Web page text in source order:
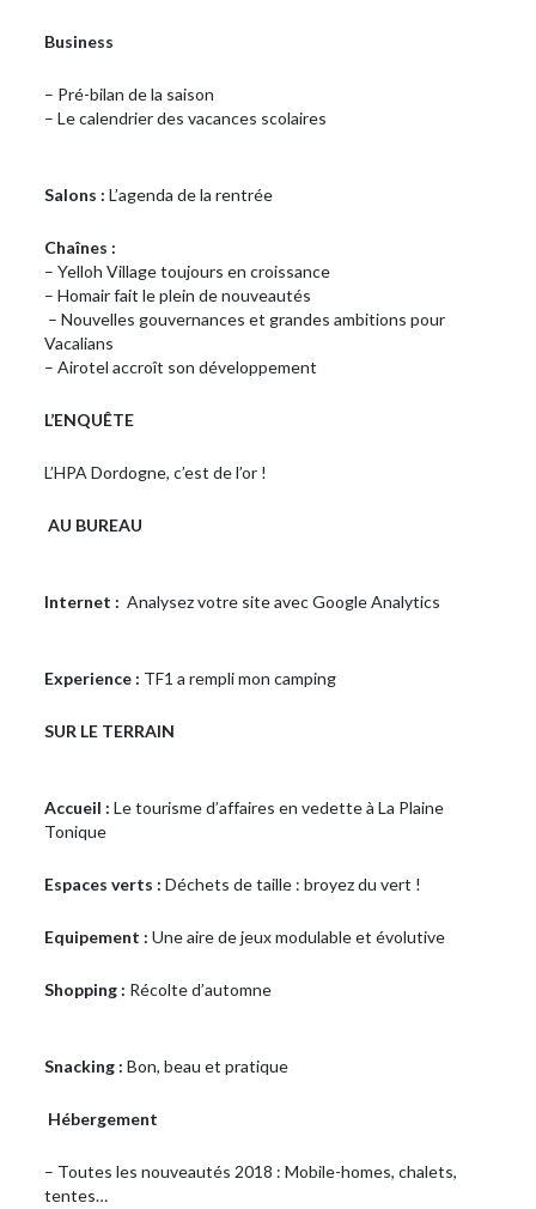
Business
– Pré-bilan de la saison
– Le calendrier des vacances scolaires
Salons : L’agenda de la rentrée
Chaînes :
– Yelloh Village toujours en croissance
– Homair fait le plein de nouveautés
– Nouvelles gouvernances et grandes ambitions pour
Vacalians
– Airotel accroît son développement
L’ENQUÊTE
L’HPA Dordogne, c’est de l’or !
AU BUREAU
Internet : Analysez votre site avec Google Analytics
Experience : TF1 a rempli mon camping
SUR LE TERRAIN
Accueil : Le tourisme d’affaires en vedette à La Plaine
Tonique
Espaces verts : Déchets de taille : broyez du vert !
Equipement : Une aire de jeux modulable et évolutive
Shopping : Récolte d’automne
Snacking : Bon, beau et pratique
Hébergement
– Toutes les nouveautés 2018 : Mobile-homes, chalets,
tentes…